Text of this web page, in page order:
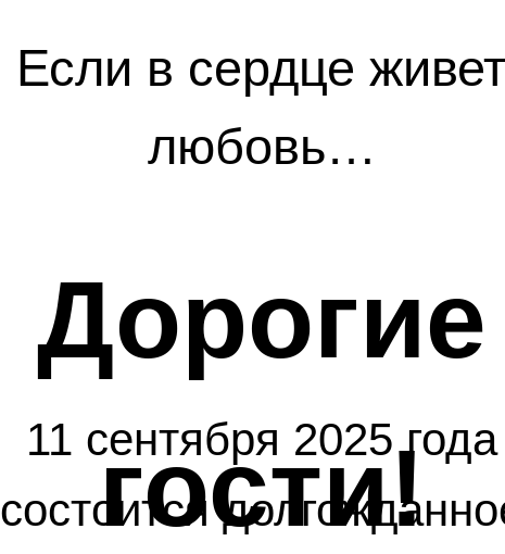
Если в сердце
любовь…
Дорогие
гости!
11 сентября 2025 года
состоится